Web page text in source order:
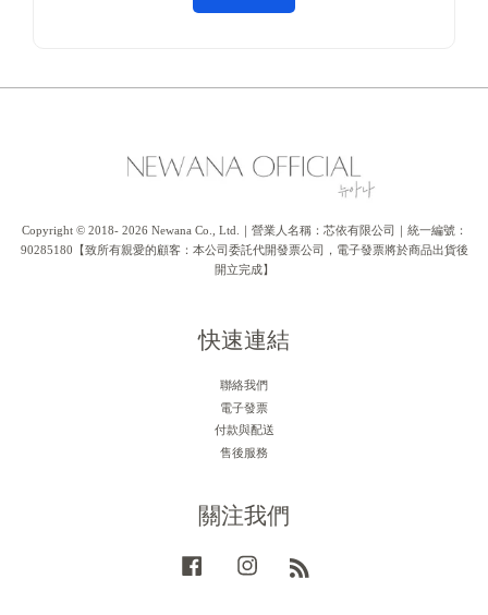
Copyright © 2018- 2026 Newana Co., Ltd.｜營業人名稱：芯依有限公司｜統一編號：
90285180【致所有親愛的顧客：本公司委託代開發票公司，電子發票將於商品出貨後
開立完成】
快速連結
聯絡我們
電子發票
付款與配送
售後服務
關注我們
Facebook Instagram